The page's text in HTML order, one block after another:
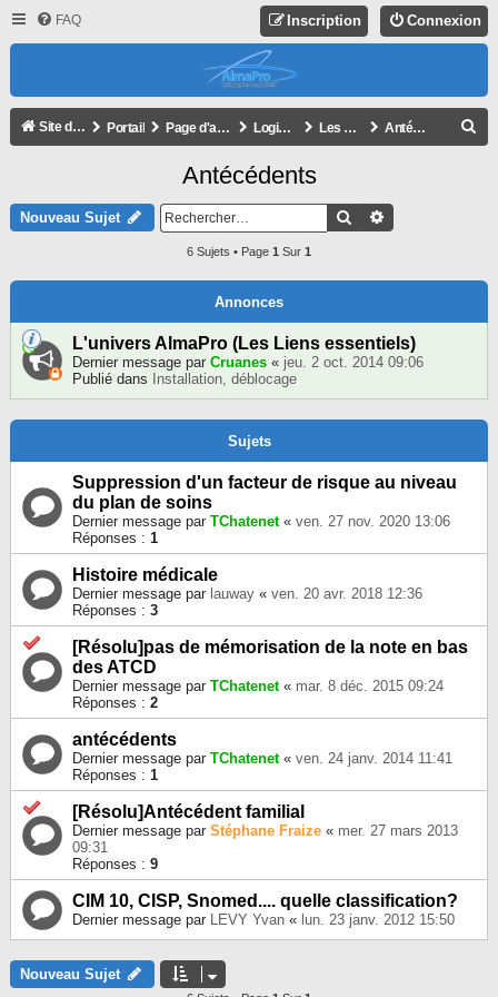
FAQ Connexion
Inscription
Site de l'association Portail Page d'accueil du forum Logiciel AlmaPro Les autres modules Antécédents
Antécédents
Nouveau Sujet Rechercher
6 Sujets • Page 1 Sur 1
Annonces
L'univers AlmaPro (Les Liens essentiels)
Dernier message par Cruanes « jeu. 2 oct. 2014 09:06
Publié dans
Installation, déblocage
Sujets
Suppression d'un facteur de risque au niveau
du plan de soins
Dernier message par TChatenet« ven. 27 nov. 2020 13:06
Réponses : 1
Histoire médicale
Dernier message par lauway « ven. 20 avr. 2018 12:36
Réponses : 3
[Résolu]pas de mémorisation de la note en bas
des ATCD
Dernier message par TChatenet« mar. 8 déc. 2015 09:24
Réponses : 2
antécédents
Dernier message par TChatenet« ven. 24 janv. 2014 11:41
Réponses : 1
[Résolu]Antécédent familial
Dernier message par Stéphane Fraize « mer. 27 mars 2013
09:31
Réponses : 9
CIM 10, CISP, Snomed.... quelle classification?
Dernier message par LEVY Yvan « lun. 23 janv. 2012 15:50
Nouveau Sujet